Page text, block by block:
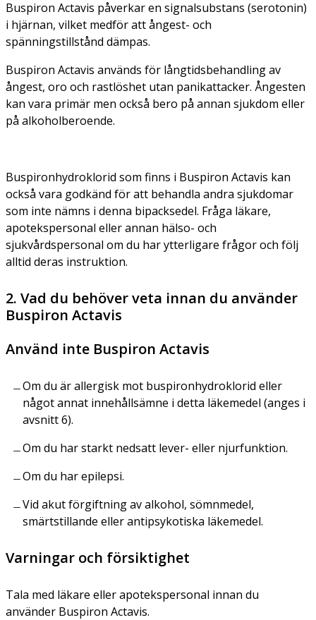
Buspiron Actavis påverkar en signalsubstans (serotonin)
i hjärnan, vilket medför att ångest- och
spänningstillstånd dämpas.
Buspiron Actavis används för långtidsbehandling av
ångest, oro och rastlöshet utan panikattacker. Ångesten
kan vara primär men också bero på annan sjukdom eller
på alkoholberoende.
Buspironhydroklorid som finns i Buspiron Actavis kan
också vara godkänd för att behandla andra sjukdomar
som inte nämns i denna bipacksedel. Fråga läkare,
apotekspersonal eller annan hälso- och
sjukvårdspersonal om du har ytterligare frågor och följ
alltid deras instruktion.
2. Vad du behöver veta innan du använder
Buspiron Actavis
Använd inte Buspiron Actavis
Om du är allergisk mot buspironhydroklorid eller
något annat innehållsämne i detta läkemedel (anges i
avsnitt 6).
Om du har starkt nedsatt lever- eller njurfunktion.
Om du har epilepsi.
Vid akut förgiftning av alkohol, sömnmedel,
smärtstillande eller antipsykotiska läkemedel.
Varningar och försiktighet
Tala med läkare eller apotekspersonal innan du
använder Buspiron Actavis.